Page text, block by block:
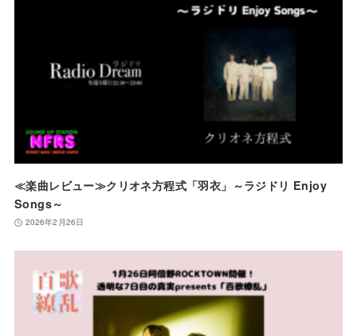
≪楽曲レビュー≫クリオネ方程式「羽衣」～ラジドリ Enjoy
Songs～
2026年2月26日